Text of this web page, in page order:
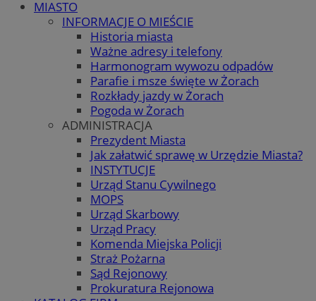
MIASTO
INFORMACJE O MIEŚCIE
Historia miasta
Ważne adresy i telefony
Harmonogram wywozu odpadów
Parafie i msze święte w Żorach
Rozkłady jazdy w Żorach
Pogoda w Żorach
ADMINISTRACJA
Prezydent Miasta
Jak załatwić sprawę w Urzędzie Miasta?
INSTYTUCJE
Urząd Stanu Cywilnego
MOPS
Urząd Skarbowy
Urząd Pracy
Komenda Miejska Policji
Straż Pożarna
Sąd Rejonowy
Prokuratura Rejonowa